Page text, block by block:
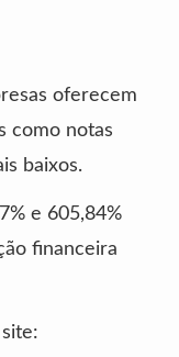
oferecem
como notas
baixos.
e 605,84%
financeira